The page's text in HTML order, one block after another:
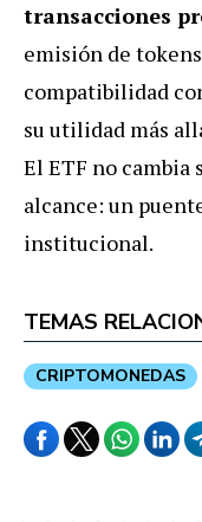
transacciones
emisión de
compatibilidad
su utilidad más
El ETF no cambia
alcance: un
institucional.
TEMAS
CRIPTOMONEDAS